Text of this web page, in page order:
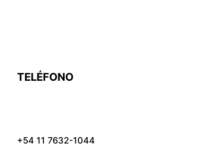
TELÉFONO
+54 11 7632-1044